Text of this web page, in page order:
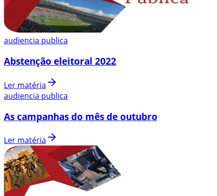
audiencia publica
Abstenção eleitoral 2022
Ler matéria
audiencia publica
As campanhas do mês de outubro
Ler matéria